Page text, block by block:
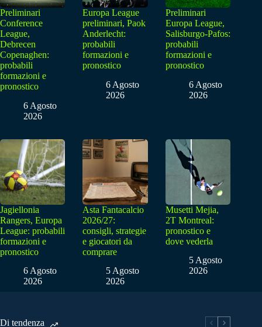
Preliminari
Conference
League,
Debrecen
Copenaghen:
probabili
formazioni e
pronostico
6 Agosto
2026
Europa League
preliminari, Paok
Anderlecht:
probabili
formazioni e
pronostico
6 Agosto
2026
Preliminari
Europa League,
Salisburgo-Pafos:
probabili
formazioni e
pronostico
6 Agosto
2026
Jagiellonia
Rangers, Europa
League: probabili
formazioni e
pronostico
6 Agosto
2026
Asta Fantacalcio
2026/27:
consigli, strategie
e giocatori da
comprare
5 Agosto
2026
Musetti Mejia,
2T Montreal:
pronostico e
dove vederla
5 Agosto
2026
Di tendenza